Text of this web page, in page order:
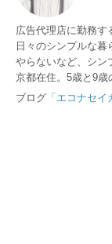
広告代理店に勤務す
日々のシンプルな
やらないなど、シン
京都在住。5歳と9歳
ブログ 「エコナセイ